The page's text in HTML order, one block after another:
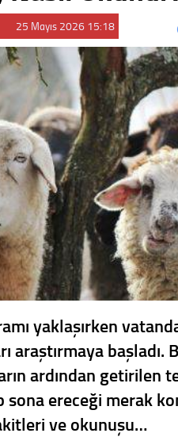
25 Mayıs 2026 15:18
yaklaşırken
araştırmaya başladı.
ardından getirilen
sona ereceği merak
ve okunuşu…